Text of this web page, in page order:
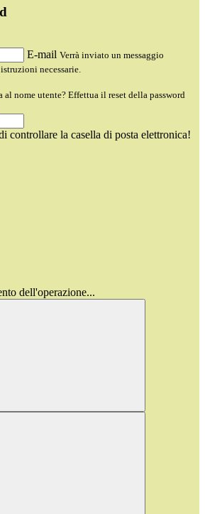
E-mail Verrà inviato un messaggio
necessarie.
al nome utente? Effettua il reset della password
controllare la casella di posta elettronica!
dell'operazione...